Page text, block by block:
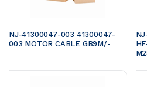
NJ-41300047-003 41300047-
003 MOTOR CABLE GB9M/-